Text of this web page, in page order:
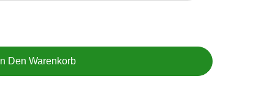
In Den Warenkorb